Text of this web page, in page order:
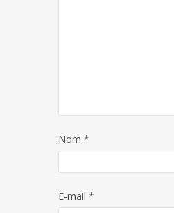
Nom *
E-mail *